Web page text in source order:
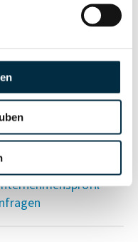
Vollständiges
Unternehmensprofil